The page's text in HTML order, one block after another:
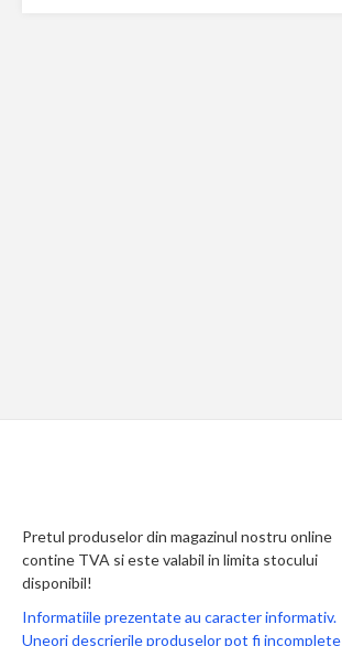
Pretul produselor din magazinul nostru online
contine TVA si este valabil in limita stocului
disponibil!
Informatiile prezentate au caracter informativ.
Uneori descrierile produselor pot fi incomplete